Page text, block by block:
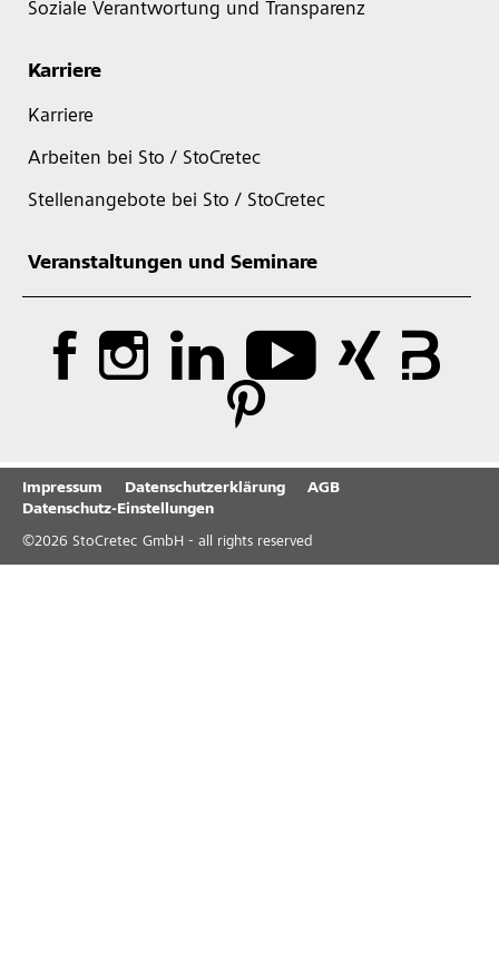
Soziale Verantwortung und Transparenz
Karriere
Karriere
Arbeiten bei Sto / StoCretec
Stellenangebote bei Sto / StoCretec
Veranstaltungen und Seminare
Impressum Datenschutzerklärung
AGB
Datenschutz-Einstellungen
©2026 StoCretec GmbH - all rights reserved